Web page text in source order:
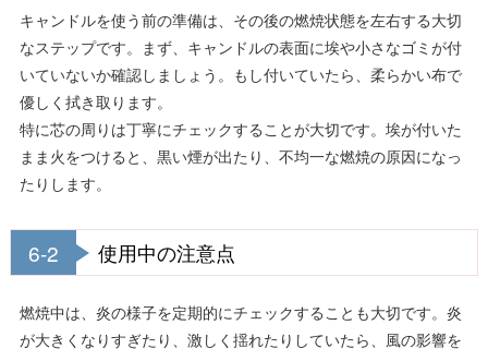
キャンドルを使う前の準備は、その後の燃焼状態を左右する大切
なステップです。まず、キャンドルの表面に埃や小さなゴミが付
いていないか確認しましょう。もし付いていたら、柔らかい布で
優しく拭き取ります。
特に芯の周りは丁寧にチェックすることが大切です。埃が付いた
まま火をつけると、黒い煙が出たり、不均一な燃焼の原因になっ
たりします。
6-2 使用中の注意点
燃焼中は、炎の様子を定期的にチェックすることも大切です。炎
が大きくなりすぎたり、激しく揺れたりしていたら、風の影響を